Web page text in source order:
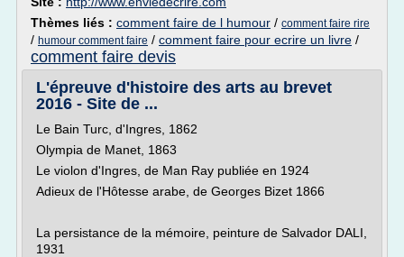
Thèmes liés : comment faire de l humour / comment faire rire
/ humour comment faire / comment faire pour ecrire un livre /
comment faire devis
L'épreuve d'histoire des arts au brevet
2016 - Site de ...
Le Bain Turc, d'Ingres, 1862
Olympia de Manet, 1863
Le violon d'Ingres, de Man Ray publiée en 1924
Adieux de l'Hôtesse arabe, de Georges Bizet 1866
La persistance de la mémoire, peinture de Salvador DALI,
1931